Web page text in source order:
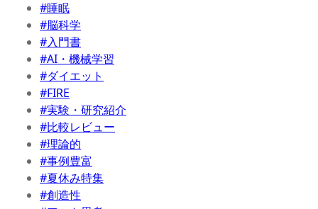
#睡眠
#脳科学
#入門書
#AI・機械学習
#ダイエット
#FIRE
#実験・研究紹介
#比較レビュー
#理論的
#事例豊富
#夏休み特集
#創造性